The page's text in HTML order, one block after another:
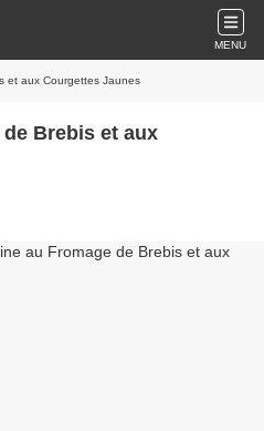
MENU
et aux Courgettes Jaunes
Brebis et aux